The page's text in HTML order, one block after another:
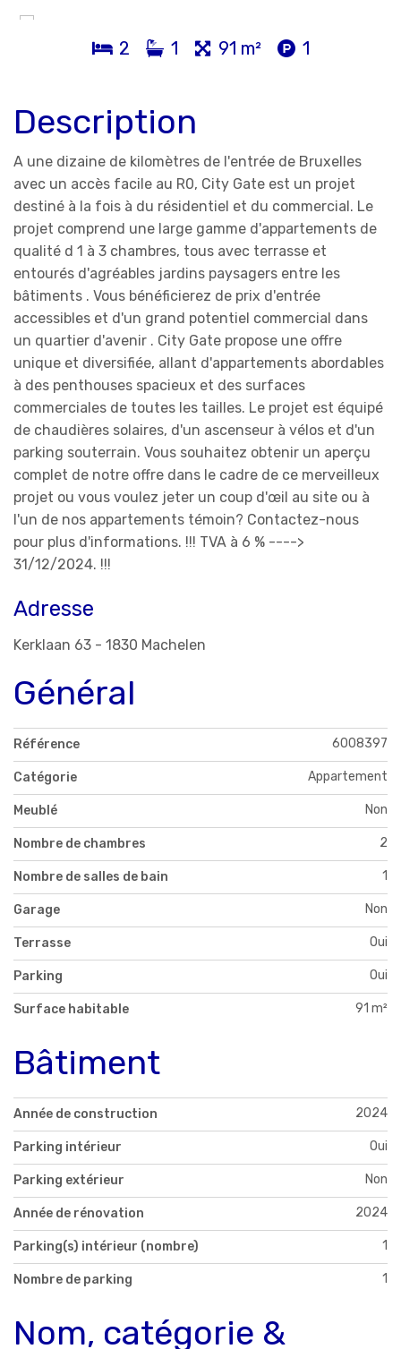
2 1 91 m² 1
Description
A une dizaine de kilomètres de l'entrée de Bruxelles
avec un accès facile au R0, City Gate est un projet
destiné à la fois à du résidentiel et du commercial. Le
projet comprend une large gamme d'appartements de
qualité d 1 à 3 chambres, tous avec terrasse et
entourés d'agréables jardins paysagers entre les
bâtiments . Vous bénéficierez de prix d'entrée
accessibles et d'un grand potentiel commercial dans
un quartier d'avenir . City Gate propose une offre
unique et diversifiée, allant d'appartements abordables
à des penthouses spacieux et des surfaces
commerciales de toutes les tailles. Le projet est équipé
de chaudières solaires, d'un ascenseur à vélos et d'un
parking souterrain. Vous souhaitez obtenir un aperçu
complet de notre offre dans le cadre de ce merveilleux
projet ou vous voulez jeter un coup d'œil au site ou à
l'un de nos appartements témoin? Contactez-nous
pour plus d'informations. !!! TVA à 6 % ---->
31/12/2024. !!!
Adresse
Kerklaan 63 - 1830 Machelen
Général
Référence 6008397
Catégorie Appartement
Meublé Non
Nombre de chambres 2
Nombre de salles de bain 1
Garage Non
Terrasse Oui
Parking Oui
Surface habitable 91 m²
Bâtiment
Année de construction 2024
Parking intérieur Oui
Parking extérieur Non
Année de rénovation 2024
Parking(s) intérieur (nombre) 1
Nombre de parking 1
Nom, catégorie &